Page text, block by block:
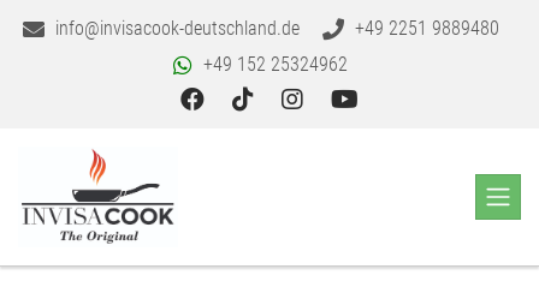
info@invisacook-deutschland.de
+49 2251 9889480
+49 152 25324962